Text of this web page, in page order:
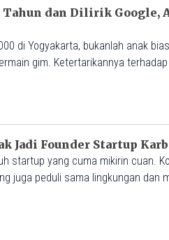
Tahun dan Dilirik
di Yogyakarta, bukanlah anak
gim. Ketertarikannya
buatan (AI).
Jadi Founder Startup
startup yang cuma mikirin cuan.
juga peduli sama lingkungan dan